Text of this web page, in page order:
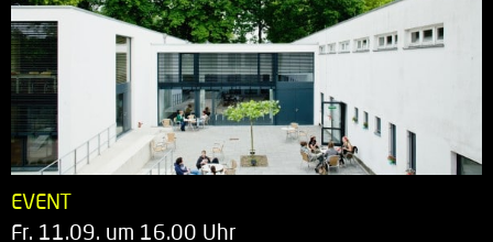
EVENT
Fr. 11.09. um 16.00 Uhr